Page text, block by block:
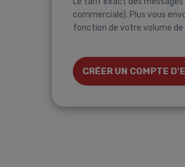
commerciale). Plus vous
fonction de votre volume de
CRÉER UN COMPTE